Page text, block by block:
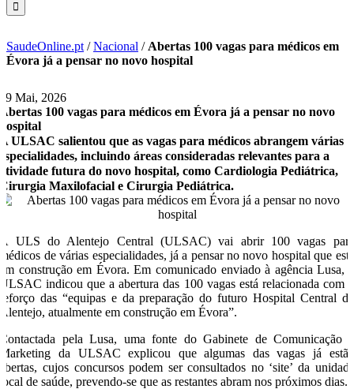
SaudeOnline.pt /Nacional / Abertas 100 vagas para médicos em
Évora já a pensar no novo hospital
29 Mai, 2026
Abertas 100 vagas para médicos em Évora já a pensar no novo
hospital
A ULSAC salientou que as vagas para médicos abrangem várias
especialidades, incluindo áreas consideradas relevantes para a
atividade futura do novo hospital, como Cardiologia Pediátrica,
Cirurgia Maxilofacial e Cirurgia Pediátrica.
A ULS do Alentejo Central (ULSAC) vai abrir 100 vagas para
médicos de várias especialidades, já a pensar no novo hospital que está
em construção em Évora. Em comunicado enviado à agência Lusa, a
ULSAC indicou que a abertura das 100 vagas está relacionada com o
reforço das “equipas e da preparação do futuro Hospital Central do
Alentejo, atualmente em construção em Évora”.
Contactada pela Lusa, uma fonte do Gabinete de Comunicação e
Marketing da ULSAC explicou que algumas das vagas já estão
abertas, cujos concursos podem ser consultados no ‘site’ da unidade
local de saúde, prevendo-se que as restantes abram nos próximos dias.